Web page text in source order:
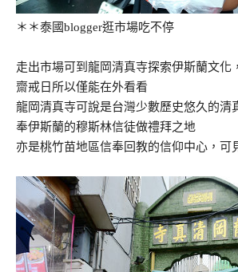
＊＊泰國blogger逛市場吃不停
走出市場可到龍岡清真寺探索伊斯蘭文化
齋戒日所以僅能在外看看
龍岡清真寺可說是台灣少數歷史悠久的清
奉伊斯蘭的穆斯林信徒做禮拜之地
亦是桃竹苗地區信奉回教的信仰中心，可